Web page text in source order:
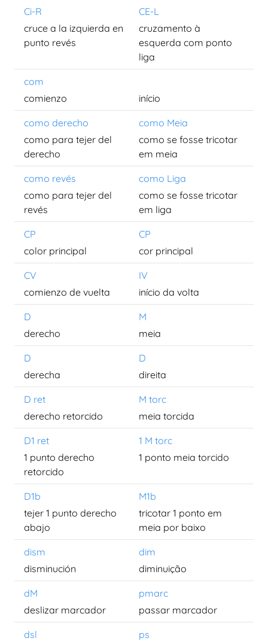
Ci-R
CE-L
cruce a la izquierda en
punto revés
cruzamento à
esquerda com ponto
liga
com
comienzo
início
como derecho
como Meia
como para tejer del
derecho
como se fosse tricotar
em meia
como revés
como Liga
como para tejer del
revés
como se fosse tricotar
em liga
CP
CP
color principal
cor principal
CV
IV
comienzo de vuelta
início da volta
D
M
derecho
meia
D
D
derecha
direita
D ret
M torc
derecho retorcido
meia torcida
D1 ret
1 M torc
1 punto derecho
retorcido
1 ponto meia torcido
D1b
M1b
tejer 1 punto derecho
abajo
tricotar 1 ponto em
meia por baixo
dism
dim
disminución
diminuição
dM
pmarc
deslizar marcador
passar marcador
dsl
ps